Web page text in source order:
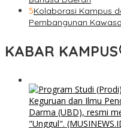
5Kolaborasi Kampus
Pembangunan
KABAR KAMPUS